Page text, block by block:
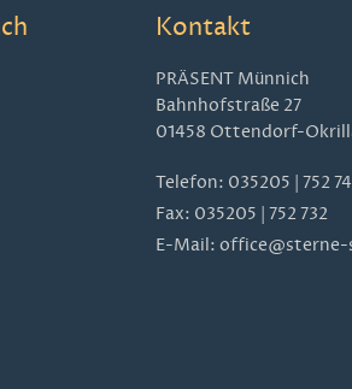
Kontakt
PRÄSENT Münnich
Bahnhofstraße 27
01458 Ottendorf-
Telefon: 035205 | 752
Fax: 035205 | 752 732
E-Mail: office@sterne-